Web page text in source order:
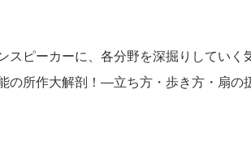
ピーカーに、各分野を深掘りしてい
の所作大解剖！―立ち方・歩き方・扇